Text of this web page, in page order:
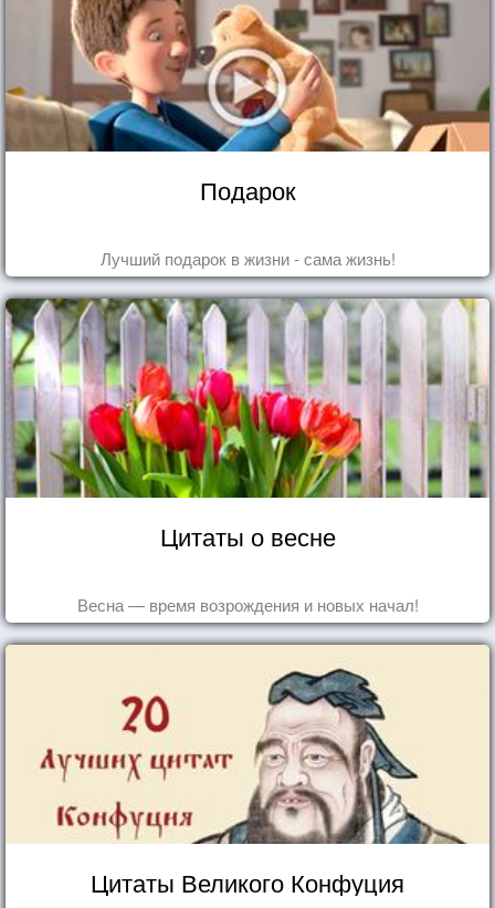
Подарок
Лучший подарок в жизни - сама жизнь!
Цитаты о весне
Весна — время возрождения и новых начал!
Цитаты Великого Конфуция